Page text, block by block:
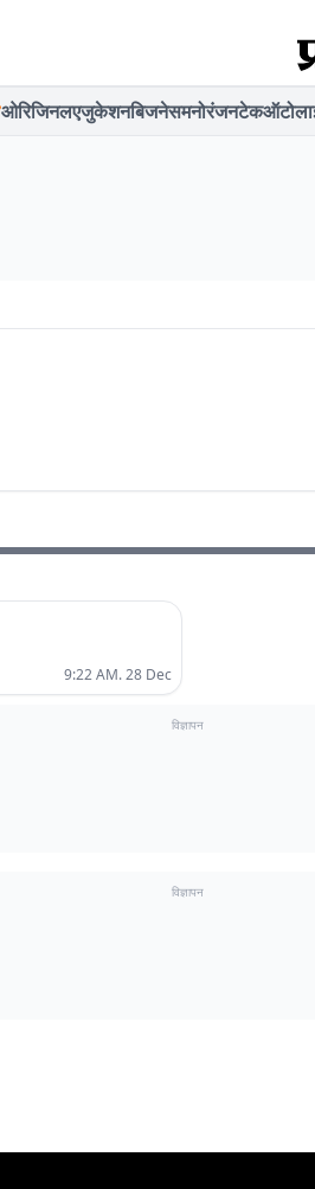
ओरिजिनलएजुकेशनबिजनेसमनोरंजनटेकऑटो
9:22 AM. 28 Dec
विज्ञापन
विज्ञापन